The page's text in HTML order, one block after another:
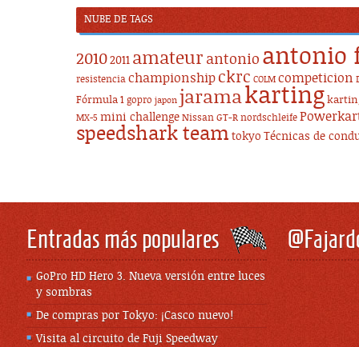
NUBE DE TAGS
20102011 amateur antonio antonio
resistencia championship ckrc COLM competicion
Fórmula 1 gopro japon jaramakarting
MX-5 mini challenge Nissan GT-R nordschleife
speedshark team tokyo Técnicas de
Entradas más populares
GoPro HD Hero 3. Nueva versión entre luces
y sombras
De compras por Tokyo: ¡Casco nuevo!
Visita al circuito de Fuji Speedway